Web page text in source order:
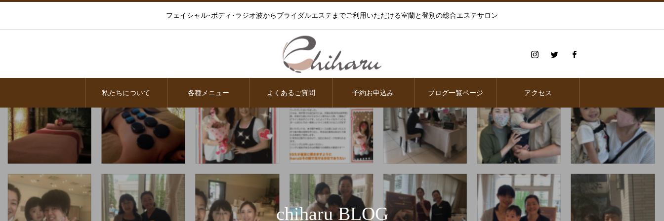
フェイシャル･ボディ･ラジオ波からブライダルエステまでご利用いただける室蘭と登別の総合エステサロン
私たちについて 各種メニュー よくあるご質問 予約お申込み ブログ一覧ページ アクセス
chiharu BLOG